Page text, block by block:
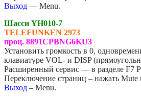
Выход — Menu.
Шасси YH010-7
TELEFUNKEN 2973
проц. 8891CPBNG6KU3
Установить громкость в 0,
клавиатуре VOL- и DISP
Расширенный сервис — в разделе F7
Переключение страниц – нажать
Выход – Menu.